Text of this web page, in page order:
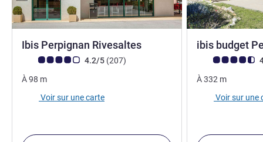
Ibis Perpignan Rivesaltes
Note Avis clients (Note ALL)
4.2/5 (207avis
)
À98 m
Voir sur une carte
ibis budget
Note Avis clients
À332 m
Voir sur une